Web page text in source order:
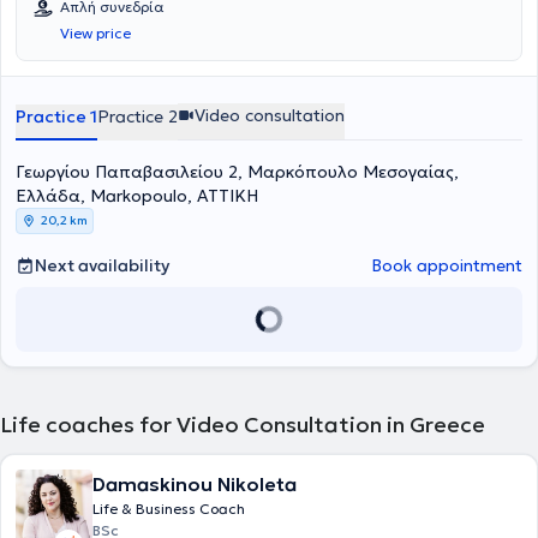
Απλή συνεδρία
View price
Practice 1Practice 2 Video consultation
Γεωργίου Παπαβασιλείου 2, Μαρκόπουλο Μεσογαίας,
Ελλάδα, Markopoulo, ΑΤΤΙΚΗ
20,2 km
Next availability Book appointment
Life coaches for Video Consultation in Greece
Damaskinou Nikoleta
Life & Business Coach
BSc